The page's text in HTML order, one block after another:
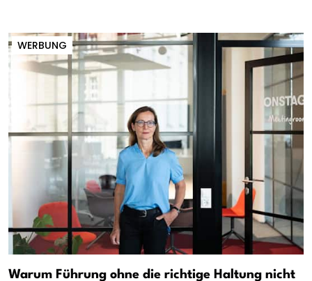
WERBUNG
Warum Führung ohne die richtige Haltung nicht